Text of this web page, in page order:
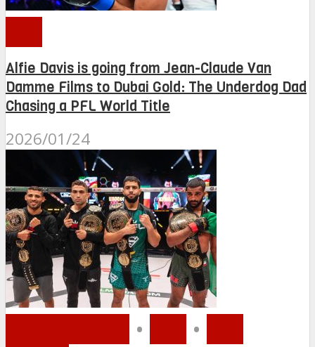
Alfie Davis is going from Jean-Claude Van
Damme Films to Dubai Gold: The Underdog Dad
Chasing a PFL World Title
2026/01/24
• •